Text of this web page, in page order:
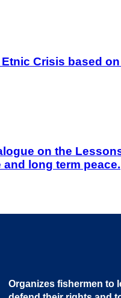
Crisis based
on the
long term peace.
Organizes fishermen to